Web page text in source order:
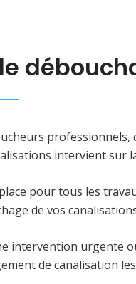
intervient sur
pour tous les
de vos
intervention urgente
de canalisation